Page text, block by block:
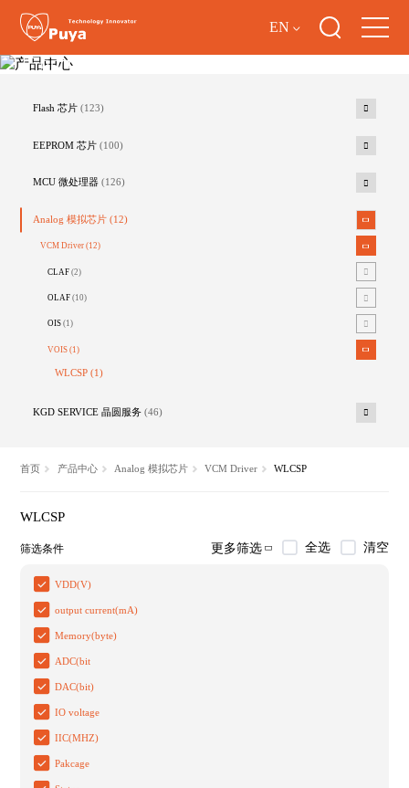
EN
产品中心
Flash 芯片 (123)
EEPROM 芯片 (100)
MCU 微处理器 (126)
Analog 模拟芯片 (12)
VCM Driver(12)
CLAF(2)
OLAF(10)
OIS(1)
VOIS(1)
WLCSP(1)
KGD SERVICE 晶圆服务 (46)
首页 产品中心 Analog 模拟芯片 VCM Driver WLCSP
WLCSP
筛选条件 更多筛选 全选 清空
VDD(V)
output current(mA)
Memory(byte)
ADC(bit
DAC(bit)
IO voltage
IIC(MHZ)
Pakcage